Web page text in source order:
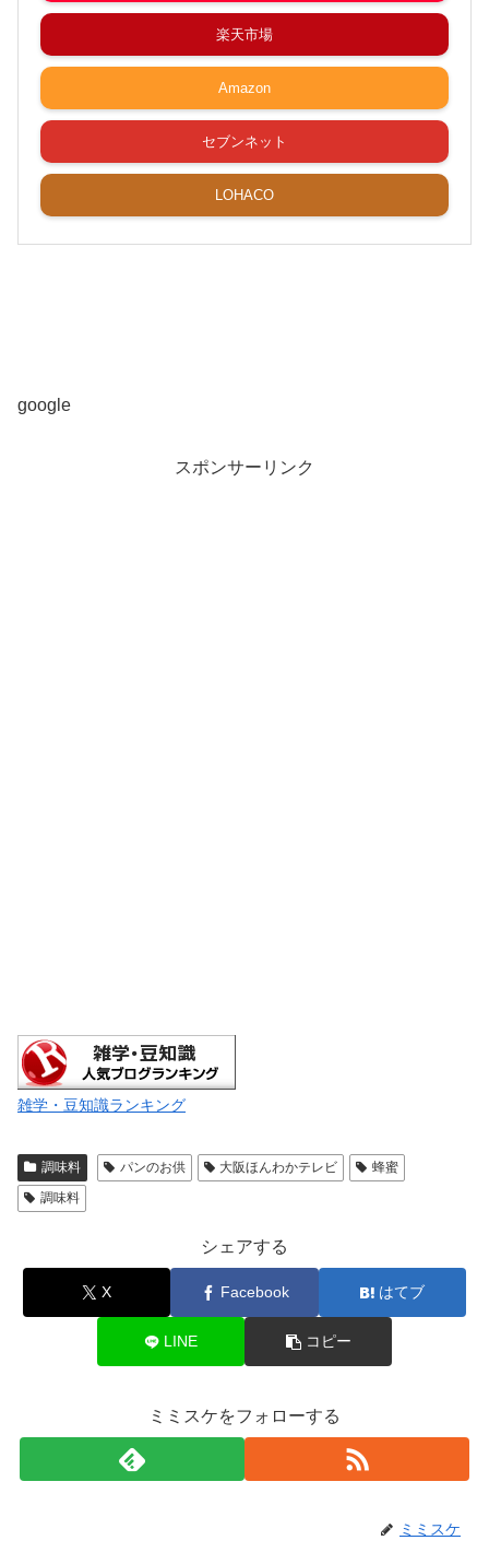
楽天市場
Amazon
セブンネット
LOHACO
google
スポンサーリンク
雑学・豆知識ランキング
調味料 パンのお供 大阪ほんわかテレビ
蜂蜜
調味料
シェアする
X Facebook はてブ
LINE コピー
ミミスケをフォローする
ミミスケ